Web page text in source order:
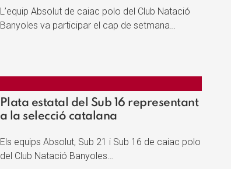
L’equip Absolut de caiac polo del Club Natació
Banyoles va participar el cap de setmana…
Plata estatal del Sub 16 representant
a la selecció catalana
Els equips Absolut, Sub 21 i Sub 16 de caiac polo
del Club Natació Banyoles…